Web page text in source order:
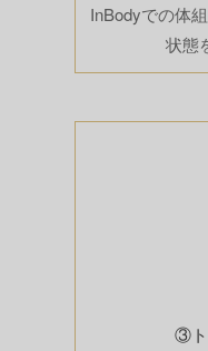
InBodyでの体
状態
③ト